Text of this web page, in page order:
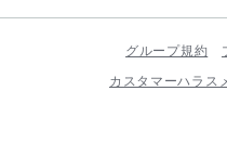
グループ規約
カスタマーハラス